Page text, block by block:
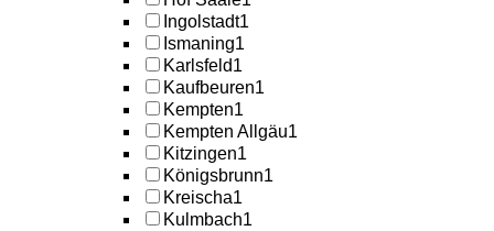
Ingolstadt1
Ismaning1
Karlsfeld1
Kaufbeuren1
Kempten1
Kempten Allgäu1
Kitzingen1
Königsbrunn1
Kreischa1
Kulmbach1